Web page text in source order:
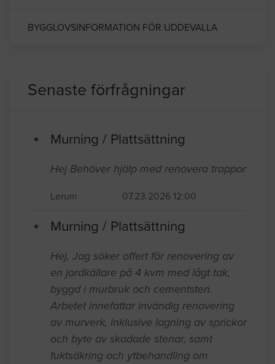
BYGGLOVSINFORMATION FÖR UDDEVALLA
Senaste förfrågningar
Murning / Plattsättning
Hej Behöver hjälp med renovera trappor
Lerum 07.23.2026 12:00
Murning / Plattsättning
Hej, Jag söker offert för renovering av
en jordkällare på 4 kvm med lågt tak,
byggd i murbruk och cementsten.
Arbetet innefattar invändig renovering
av murverk, inklusive lagning av sprickor
och byte av skadade stenar, samt
fuktsäkring och ytbehandling om